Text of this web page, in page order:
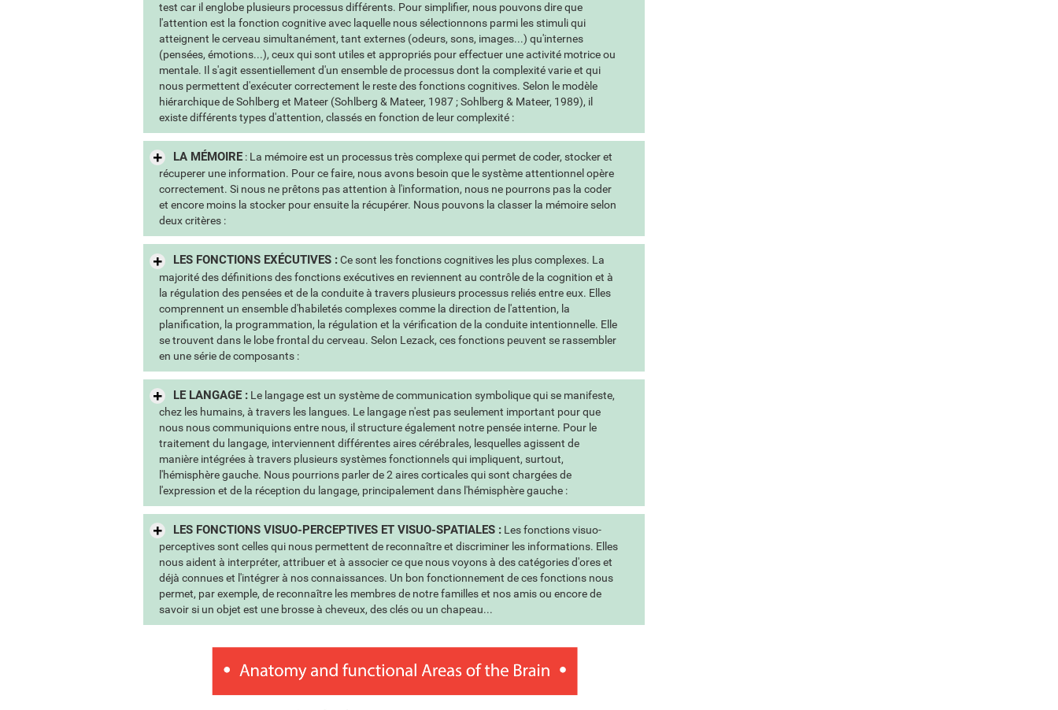
test car il englobe plusieurs processus différents. Pour simplifier, nous pouvons dire que
l'attention est la fonction cognitive avec laquelle nous sélectionnons parmi les stimuli qui
atteignent le cerveau simultanément, tant externes (odeurs, sons, images...) qu'internes
(pensées, émotions...), ceux qui sont utiles et appropriés pour effectuer une activité motrice ou
mentale. Il s'agit essentiellement d'un ensemble de processus dont la complexité varie et qui
nous permettent d'exécuter correctement le reste des fonctions cognitives. Selon le modèle
hiérarchique de Sohlberg et Mateer (Sohlberg & Mateer, 1987 ; Sohlberg & Mateer, 1989), il
existe différents types d'attention, classés en fonction de leur complexité :
LA MÉMOIRE: La mémoire est un processus très complexe qui permet de coder, stocker et
récuperer une information. Pour ce faire, nous avons besoin que le système attentionnel opère
correctement. Si nous ne prêtons pas attention à l'information, nous ne pourrons pas la coder
et encore moins la stocker pour ensuite la récupérer. Nous pouvons la classer la mémoire selon
deux critères :
LES FONCTIONS EXÉCUTIVES :Ce sont les fonctions cognitives les plus complexes. La
majorité des définitions des fonctions exécutives en reviennent au contrôle de la cognition et à
la régulation des pensées et de la conduite à travers plusieurs processus reliés entre eux. Elles
comprennent un ensemble d'habiletés complexes comme la direction de l'attention, la
planification, la programmation, la régulation et la vérification de la conduite intentionnelle. Elle
se trouvent dans le lobe frontal du cerveau. Selon Lezack, ces fonctions peuvent se rassembler
en une série de composants :
LE LANGAGE :Le langage est un système de communication symbolique qui se manifeste,
chez les humains, à travers les langues. Le langage n'est pas seulement important pour que
nous nous communiquions entre nous, il structure également notre pensée interne. Pour le
traitement du langage, interviennent différentes aires cérébrales, lesquelles agissent de
manière intégrées à travers plusieurs systèmes fonctionnels qui impliquent, surtout,
l'hémisphère gauche. Nous pourrions parler de 2 aires corticales qui sont chargées de
l'expression et de la réception du langage, principalement dans l'hémisphère gauche :
LES FONCTIONS VISUO-PERCEPTIVES ET VISUO-SPATIALES :Les fonctions visuo-
perceptives sont celles qui nous permettent de reconnaître et discriminer les informations. Elles
nous aident à interpréter, attribuer et à associer ce que nous voyons à des catégories d'ores et
déjà connues et l'intégrer à nos connaissances. Un bon fonctionnement de ces fonctions nous
permet, par exemple, de reconnaître les membres de notre familles et nos amis ou encore de
savoir si un objet est une brosse à cheveux, des clés ou un chapeau...